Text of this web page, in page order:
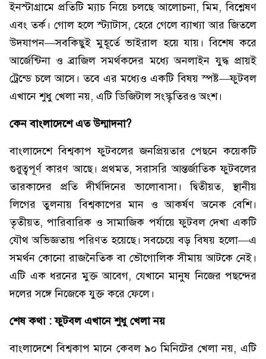
ইনস্টাগ্রামে প্রতিটি ম্যাচ নিয়ে চলছে আলোচনা, মিম, বিশ্লেষণ
এবং তর্ক। গোল হলে স্ট্যাটাস, হেরে গেলে ব্যাখ্যা আর জিতলে
উদযাপন—সবকিছুই মুহূর্তে ভাইরাল হয়ে যায়। বিশেষ করে
আর্জেন্টিনা ও ব্রাজিল সমর্থকদের মধ্যে অনলাইন যুদ্ধ প্রায়ই
ট্রেন্ডে চলে আসে। তবে এর মধ্যেও একটি বিষয় স্পষ্ট—ফুটবল
এখানে শুধু খেলা নয়, এটি ডিজিটাল সংস্কৃতিরও অংশ।
কেন বাংলাদেশে এত উন্মাদনা?
বাংলাদেশে বিশ্বকাপ ফুটবলের জনপ্রিয়তার পেছনে কয়েকটি
গুরুত্বপূর্ণ কারণ আছে। প্রথমত, সরাসরি আন্তর্জাতিক ফুটবলের
তারকাদের প্রতি দীর্ঘদিনের ভালোবাসা। দ্বিতীয়ত, স্থানীয়
লিগের তুলনায় বিশ্বকাপের মান ও আকর্ষণ অনেক বেশি।
তৃতীয়ত, পারিবারিক ও সামাজিক পর্যায়ে ফুটবল দেখা একটি
যৌথ অভিজ্ঞতায় পরিণত হয়েছে। সবচেয়ে বড় বিষয় হলো—এ
সমর্থন কোনো রাজনৈতিক বা ভৌগোলিক সীমায় আটকে নেই।
এটি এক ধরনের মুক্ত আবেগ, যেখানে মানুষ নিজের পছন্দের
দলের সঙ্গে নিজেকে যুক্ত করে ফেলে।
শেষ কথা : ফুটবল এখানে শুধু খেলা নয়
বাংলাদেশে বিশ্বকাপ মানে কেবল ৯০ মিনিটের খেলা নয়, এটি